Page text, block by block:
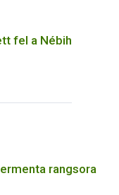
fel a Nébih
rangsora